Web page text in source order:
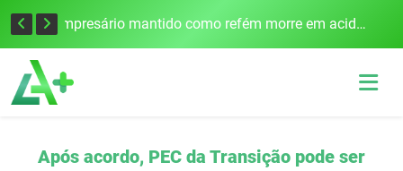
Edital para construção de ponte entre Itapiranga e Barra do Guarita deve ser lançado no segundo semestre Empresário mantido como refém morre em acidente após assalto em Cerro Largo
Após acordo, PEC da Transição pode ser